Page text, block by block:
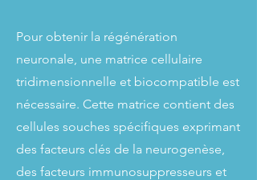
Pour obtenir la régénération
neuronale, une matrice cellulaire
tridimensionnelle et biocompatible est
nécessaire. Cette matrice contient des
cellules souches spécifiques exprimant
des facteurs clés de la neurogenèse,
des facteurs immunosuppresseurs et